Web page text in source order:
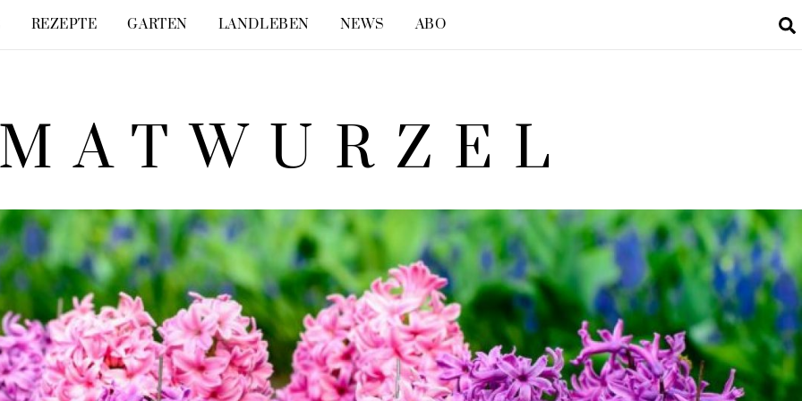
REZEPTE GARTEN LANDLEBEN NEWS ABO